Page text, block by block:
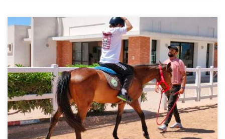
L'Institut de Formation en Equithérapie propose une formation préparant à
l'exercice de la médiation équine. Cette formation certifiante comprend 280 heures
d'enseignement (1 semaine par mois, soit à Paris et en région parisienne, soit à
Toulouse) + 70 heures de stage (lieu et déroulement au choix du stagiaire), et se
réalise en 12 mois.